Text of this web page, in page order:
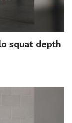
squat depth